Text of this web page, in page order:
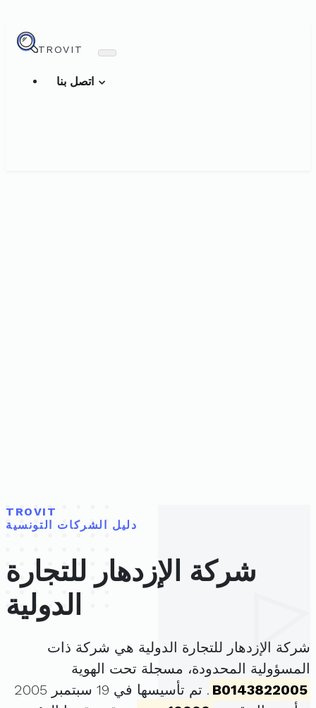
TROVIT
TROVIT
دليل الشركات التونسية
شركة الإزدهار للتجارة
الدولية
شركة الإزدهار للتجارة الدولية هي شركة ذات
المسؤولية المحدودة، مسجلة تحت الهوية
B0143822005
. تم تأسيسها في 19 سبتمبر 2005